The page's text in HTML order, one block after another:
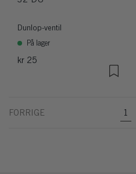
Dunlop-ventil
På lager
kr 25
FORRIGE 1